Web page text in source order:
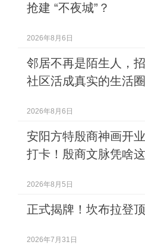
抢建 “不夜城”？
2026年8月6日
邻居不再是陌生人，
社区活成真实的生活圈
2026年8月6日
安阳方特殷商神画开
打卡！殷商文脉凭啥
2026年8月5日
正式揭牌！坎布拉登
2026年7月31日